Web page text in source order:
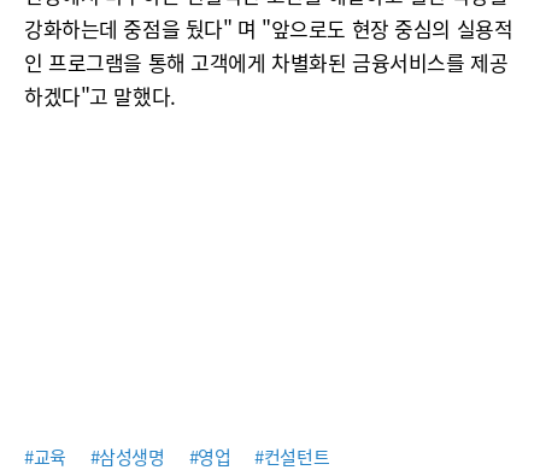
강화하는데 중점을 뒀다" 며 "앞으로도 현장 중심의 실용적
인 프로그램을 통해 고객에게 차별화된 금융서비스를 제공
하겠다"고 말했다.
#교육 #삼성생명 #영업 #컨설턴트